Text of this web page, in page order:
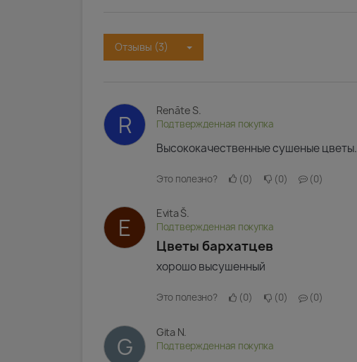
Отзывы (3)
R
Renāte S.
Подтвержденная покупка
Высококачественные сушеные цветы.
Это полезно? 0 0 0
E
Evita Š.
Подтвержденная покупка
Цветы бархатцев
хорошо высушенный
Это полезно? 0 0 0
G
Gita N.
Подтвержденная покупка